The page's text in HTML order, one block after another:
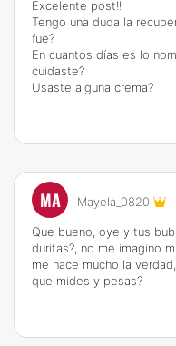
Excelente post!!
Tengo una duda la
fue?
En cuantos días es lo
cuidaste?
Usaste alguna crema?
MA Mayela_0820
Que bueno, oye y tus
duritas?, no me imagino
me hace mucho la
que mides y pesas?